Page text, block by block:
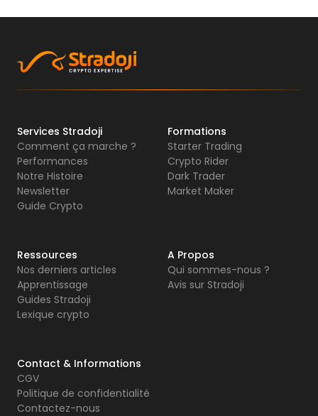
Services Stradoji
Comment ça marche ?
Performances
Notre Histoire
Newsletter
Guide Crypto
Formations
Starter Trading
Crypto Rider
Dark Trader
Market Maker
Ressources
Nos derniers articles
Apprentissage
Guides Stradoji
Lexique crypto
A Propos
Qui sommes-nous ?
Avis sur Stradoji
Contact & Informations
CGV
Politique de confidentialité
Contactez-nous